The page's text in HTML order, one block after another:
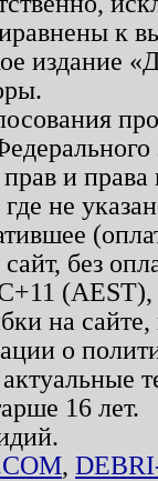
к
издание
и
не
без
на
о
16 лет.
,